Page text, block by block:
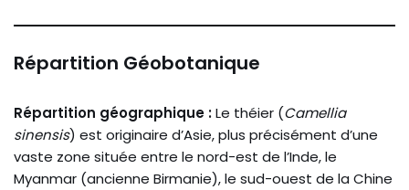
Répartition Géobotanique
Répartition géographique :Le théier (Camellia
sinensis) est originaire d’Asie, plus précisément d’une
vaste zone située entre le nord-est de l’Inde, le
Myanmar (ancienne Birmanie), le sud-ouest de la Chine